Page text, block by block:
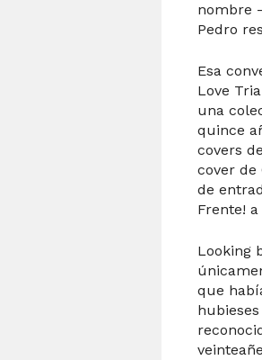
nombre
Pedro
Esa
Love
una
quince
covers
cover
de
Frente!
Looking
que